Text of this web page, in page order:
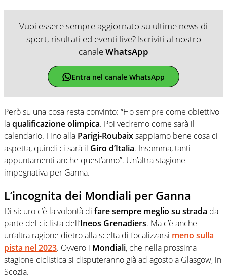
Vuoi essere sempre aggiornato su ultime news di
sport, risultati ed eventi live? Iscriviti al nostro
canaleWhatsApp
Entra nel canale WhatsApp
Però su una cosa resta convinto: “Ho sempre come obiettivo
laqualificazione olimpica. Poi vedremo come sarà il
calendario. Fino alla Parigi-Roubaixsappiamo bene cosa ci
aspetta, quindi ci sarà il Giro d’Italia. Insomma, tanti
appuntamenti anche quest’anno”. Un’altra stagione
impegnativa per Ganna.
L’incognita dei Mondiali per Ganna
Di sicuro c’è la volontà di fare sempre meglio su strada da
parte del ciclista dell’Ineos Grenadiers. Ma c’è anche
un’altra ragione dietro alla scelta di focalizzarsi meno sulla
pista nel 2023. Ovvero i Mondiali, che nella prossima
stagione ciclistica si disputeranno già ad agosto a Glasgow, in
Scozia.